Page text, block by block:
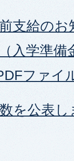
支給の
入学準備
ファイ
を公表